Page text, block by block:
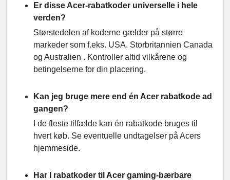
Er disse Acer-rabatkoder universelle i hele
verden?
Størstedelen af koderne gælder på større
markeder som f.eks. USA. Storbritannien Canada
og Australien . Kontroller altid vilkårene og
betingelserne for din placering.
Kan jeg bruge mere end én Acer rabatkode ad
gangen?
I de fleste tilfælde kan én rabatkode bruges til
hvert køb. Se eventuelle undtagelser på Acers
hjemmeside.
Har I rabatkoder til Acer gaming-bærbare